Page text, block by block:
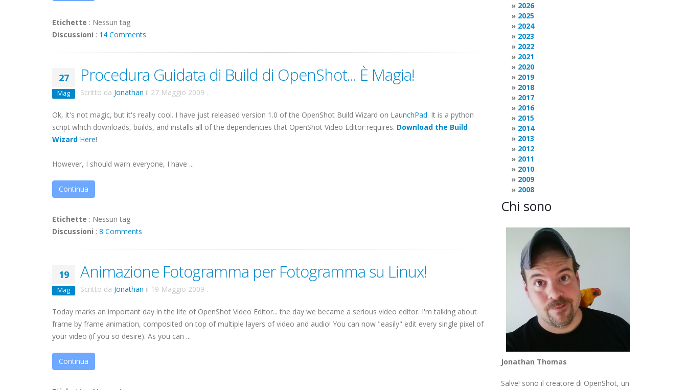
Etichette : Nessun tag
Discussioni : 14 Comments
27
Mag
Procedura Guidata di Build di OpenShot... È Magia!
Scritto da Jonathan il 27 Maggio 2009 .
Ok, it's not magic, but it's really cool. I have just released version 1.0 of the OpenShot Build Wizard on LaunchPad. It is a python
script which downloads, builds, and installs all of the dependencies that OpenShot Video Editor requires. Download the Build
Wizard Here!
However, I should warn everyone, I have ...
Continua
Etichette : Nessun tag
Discussioni : 8 Comments
19
Mag
Animazione Fotogramma per Fotogramma su Linux!
Scritto da Jonathan il 19 Maggio 2009 .
Today marks an important day in the life of OpenShot Video Editor... the day we became a serious video editor. I'm talking about
frame by frame animation, composited on top of multiple layers of video and audio! You can now "easily" edit every single pixel of
your video (if you so desire). As you can ...
Continua
2026
2025
2024
2023
2022
2021
2020
2019
2018
2017
2016
2015
2014
2013
2012
2011
2010
2009
2008
Chi sono
Jonathan Thomas
Salve! sono il creatore di OpenShot, un